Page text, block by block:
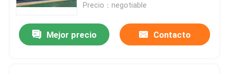
Precio：negotiable
Mejor precio Contacto